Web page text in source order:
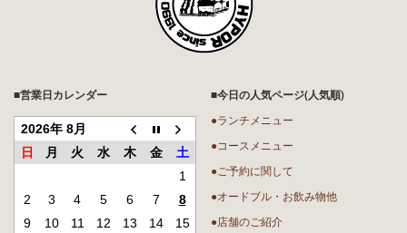
■営業日カレンダー
2026年 8月
日
月 火 水 木 金
土
1
2
3 4 5 6 7
8
9
10 11 12 13 14
15
■今日の人気ページ(人気順)
●ランチメニュー
●コースメニュー
●ご予約に関して
●オードブル・お飲み物他
●店舗のご紹介